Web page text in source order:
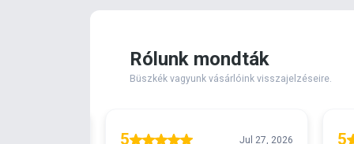
Extra elérhető!